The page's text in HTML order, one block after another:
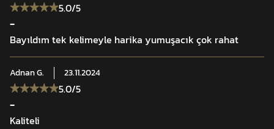
5.0/5
-
Bayıldım tek kelimeyle harika yumuşacık çok rahat
AdnanG. 23.11.2024
5.0/5
-
Kaliteli